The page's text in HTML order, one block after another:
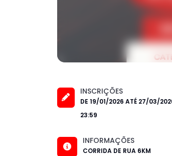
INSCRIÇÕES
DE 19/01/2026 ATÉ 27/03/
23:59
INFORMAÇÕES
CORRIDA DE RUA 6KM